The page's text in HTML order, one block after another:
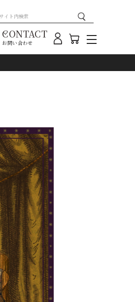
CONTACT
お問い合わせ